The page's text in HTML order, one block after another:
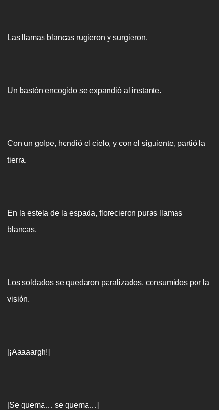
Las llamas blancas rugieron y surgieron.
Un bastón encogido se expandió al instante.
Con un golpe, hendió el cielo, y con el siguiente, partió la
tierra.
En la estela de la espada, florecieron puras llamas
blancas.
Los soldados se quedaron paralizados, consumidos por la
visión.
[¡Aaaaargh!]
[Se quema… se quema…]